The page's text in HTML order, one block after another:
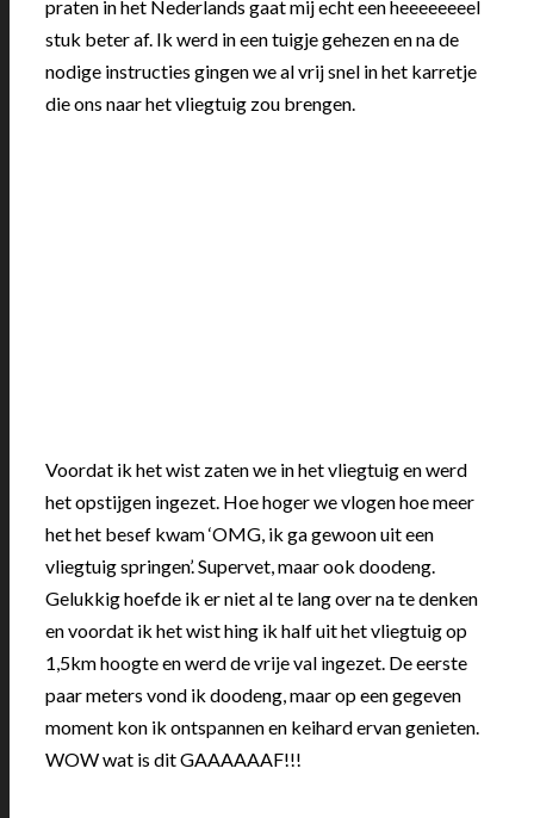
praten in het Nederlands gaat mij echt een heeeeeeeel
stuk beter af. Ik werd in een tuigje gehezen en na de
nodige instructies gingen we al vrij snel in het karretje
die ons naar het vliegtuig zou brengen.
Voordat ik het wist zaten we in het vliegtuig en werd
het opstijgen ingezet. Hoe hoger we vlogen hoe meer
het het besef kwam ‘OMG, ik ga gewoon uit een
vliegtuig springen’. Supervet, maar ook doodeng.
Gelukkig hoefde ik er niet al te lang over na te denken
en voordat ik het wist hing ik half uit het vliegtuig op
1,5km hoogte en werd de vrije val ingezet. De eerste
paar meters vond ik doodeng, maar op een gegeven
moment kon ik ontspannen en keihard ervan genieten.
WOW wat is dit GAAAAAAF!!!